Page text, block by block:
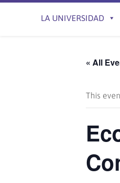
LA UNIVERSIDAD
« All
This